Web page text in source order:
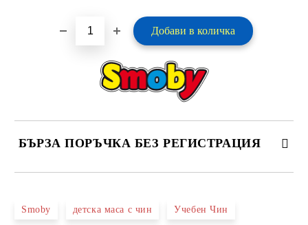
БЪРЗА ПОРЪЧКА БЕЗ РЕГИСТРАЦИЯ
Smoby детска маса с чин Учебен Чин